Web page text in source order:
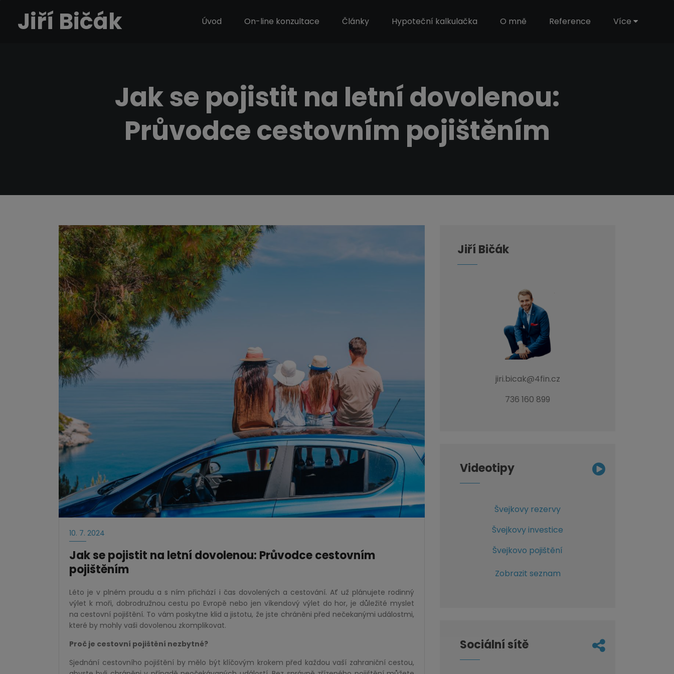
Jiří Bičák Úvod On-line konzultace Články Hypoteční kalkulačka O mně Reference Více
Jak se pojistit na letní dovolenou:
Průvodce cestovním pojištěním
10. 7. 2024
Jak se pojistit na letní dovolenou: Průvodce cestovním
pojištěním
Léto je v plném proudu a s ním přichází i čas dovolených a cestování. Ať už plánujete rodinný
výlet k moři, dobrodružnou cestu po Evropě nebo jen víkendový výlet do hor, je důležité myslet
na cestovní pojištění. To vám poskytne klid a jistotu, že jste chráněni před nečekanými událostmi,
které by mohly vaši dovolenou zkomplikovat.
Proč je cestovní pojištění nezbytné?
Sjednání cestovního pojištění by mělo být klíčovým krokem před každou vaší zahraniční cestou,
Jiří Bičák
jiri.bicak@4fin.cz
736 160 899
Videotipy
Švejkovy rezervy
Švejkovy investice
Švejkovo pojištění
Zobrazit seznam
Sociální sítě